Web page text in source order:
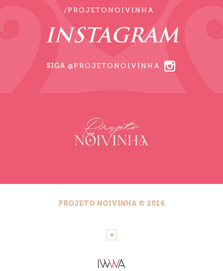
/PROJETONOIVINHA
INSTAGRAM
SIGA @PROJETONOIVINHA
PROJETO NOIVINHA © 2016